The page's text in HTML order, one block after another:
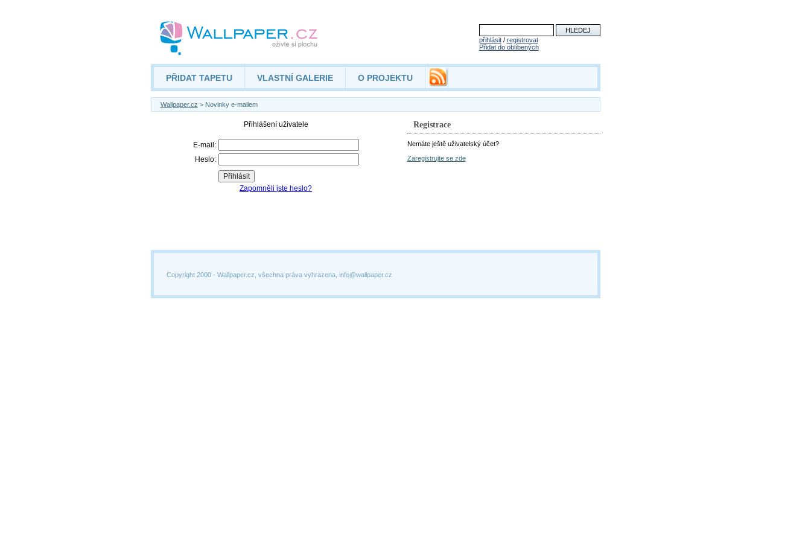
přihlásit/ registrovat
Přidat do oblíbených
PŘIDAT TAPETU VLASTNÍ GALERIE O PROJEKTU
Wallpaper.cz > Novinky e-mailem
Registrace
Nemáte ještě uživatelský účet?
Zaregistrujte se zde
Copyright 2000 - Wallpaper.cz, všechna práva vyhrazena, info@wallpaper.cz